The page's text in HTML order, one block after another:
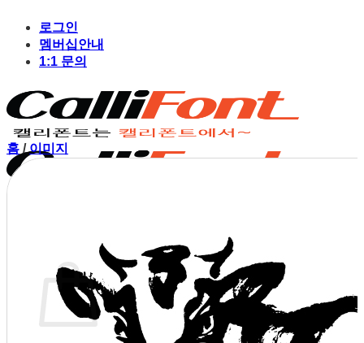
content
로그인
멤버십안내
1:1 문의
홈 / 이미지